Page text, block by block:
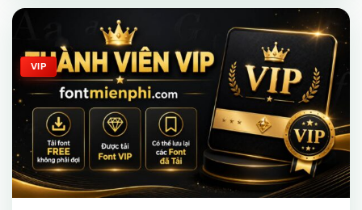
Giảm giá!
VIP